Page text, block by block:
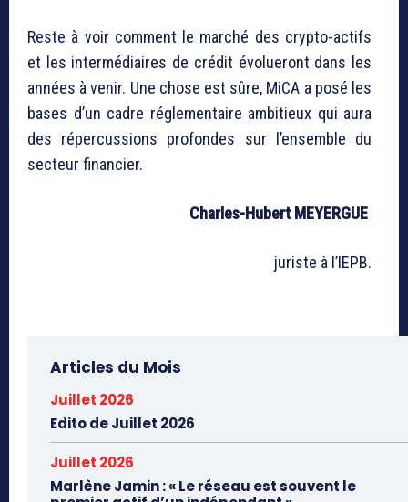
Reste à voir comment le marché des crypto-actifs
et les intermédiaires de crédit évolueront dans les
années à venir. Une chose est sûre, MiCA a posé les
bases d’un cadre réglementaire ambitieux qui aura
des répercussions profondes sur l’ensemble du
secteur financier.
Charles-Hubert MEYERGUE
juriste à l’IEPB.
Articles du Mois
Juillet 2026
Edito de Juillet 2026
Juillet 2026
Marlène Jamin : « Le réseau est souvent le